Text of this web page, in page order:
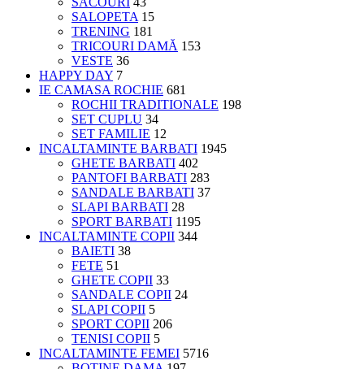
SALOPETA 15
TRENING 181
TRICOURI DAMĂ 153
VESTE 36
HAPPY DAY 7
IE CAMASA ROCHIE 681
ROCHII TRADITIONALE 198
SET CUPLU 34
SET FAMILIE 12
INCALTAMINTE BARBATI 1945
GHETE BARBATI 402
PANTOFI BARBATI 283
SANDALE BARBATI 37
SLAPI BARBATI 28
SPORT BARBATI 1195
INCALTAMINTE COPII 344
BAIETI 38
FETE 51
GHETE COPII 33
SANDALE COPII 24
SLAPI COPII 5
SPORT COPII 206
TENISI COPII 5
INCALTAMINTE FEMEI 5716